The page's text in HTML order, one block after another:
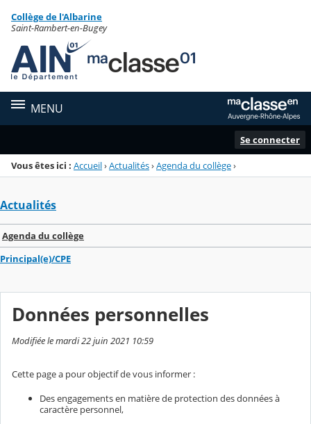
Menu de la rubrique
Contenu
Collège de l'Albarine
Saint-Rambert-en-Bugey
MENU
Se connecter
Vous êtes ici : Accueil›Actualités›Agenda du collège›
Actualités
Agenda du collège
Principal(e)/CPE
Données personnelles
Modifiée le mardi 22 juin 2021 10:59
Cette page a pour objectif de vous informer :
Des engagements en matière de protection des données à
caractère personnel,